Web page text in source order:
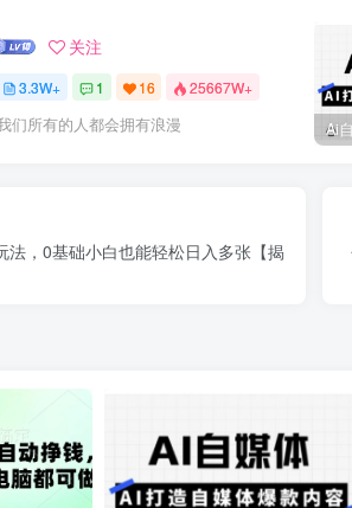
关注
3.3W+ 1 16 25667W+
们所有的人都会拥有浪漫
法，0基础小白也能轻松日入多张【揭